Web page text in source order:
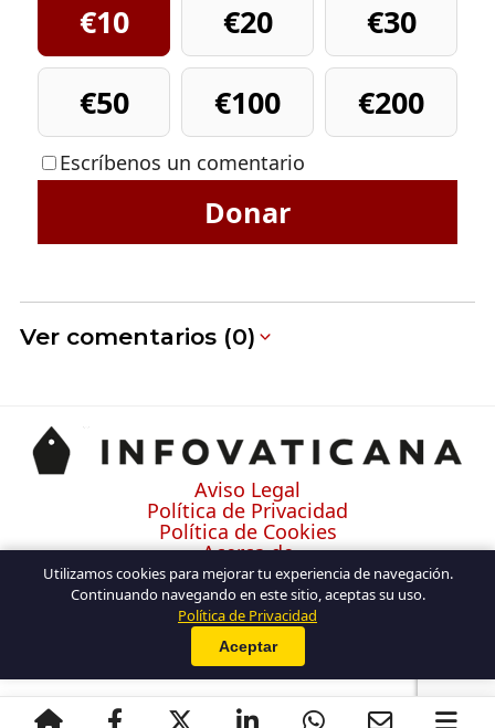
€10 €20
€30
€50
€100 €200
Escríbenos un comentario
Donar
Ver comentarios (0)
Aviso Legal
Política de Privacidad
Política de Cookies
Acerca de
Contacto
Utilizamos cookies para mejorar tu experiencia de navegación.
Continuando navegando en este sitio, aceptas su uso.
Política de Privacidad
Aceptar